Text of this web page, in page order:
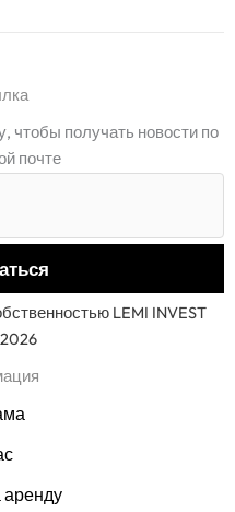
чтобы получать новости по
почте
LEMI INVEST